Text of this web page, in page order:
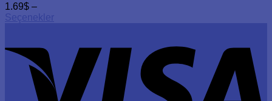
1.69$ –
Seçenekler